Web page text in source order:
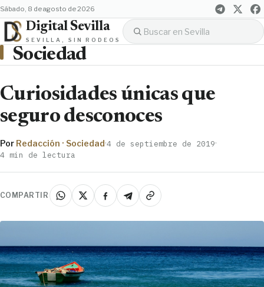
sábado, 8 de agosto de 2026
Digital Sevilla
SEVILLA, SIN RODEOS
Sociedad
Curiosidades únicas que
seguro desconoces
Por Redacción · Sociedad·4 de septiembre de 2019·
4 min de lectura
COMPARTIR